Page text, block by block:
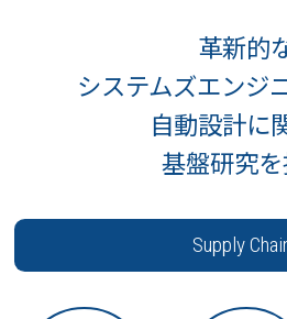
革新的
システムズエンジ
自動設計に
基盤研究
Supply